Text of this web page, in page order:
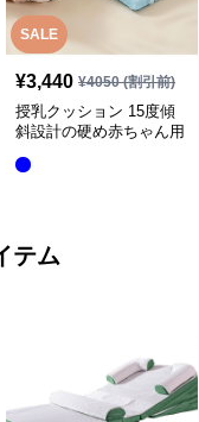
SALE
¥3,440 ¥4050(割引前)
授乳クッション 15度傾
斜設計の硬め赤ちゃん用
テム